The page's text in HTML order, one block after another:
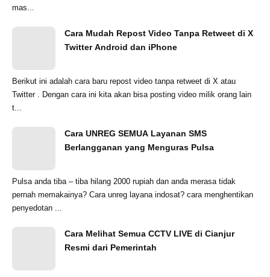
mas...
Cara Mudah Repost Video Tanpa Retweet di X
Twitter Android dan iPhone
Berikut ini adalah cara baru repost video tanpa retweet di X atau
Twitter . Dengan cara ini kita akan bisa posting video milik orang lain
t...
Cara UNREG SEMUA Layanan SMS
Berlangganan yang Menguras Pulsa
Pulsa anda tiba – tiba hilang 2000 rupiah dan anda merasa tidak
pernah memakainya? Cara unreg layana indosat? cara menghentikan
penyedotan ...
Cara Melihat Semua CCTV LIVE di Cianjur
Resmi dari Pemerintah